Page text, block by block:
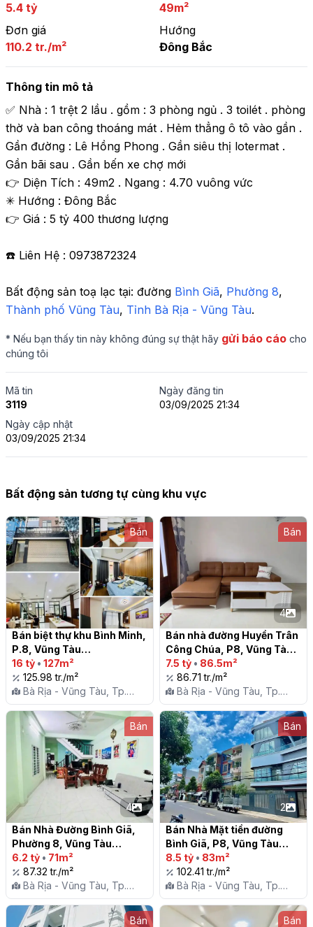
5.4 tỷ
49m²
Đơn giá
110.2 tr./m²
Hướng
Đông Bắc
Thông tin mô tả
✅ Nhà : 1 trệt 2 lầu . gồm : 3 phòng ngủ . 3 toilét . phòng
thờ và ban công thoáng mát . Hẻm thẳng ô tô vào gần .
Gần đường : Lê Hồng Phong . Gần siêu thị lotermat .
Gần bãi sau . Gần bến xe chợ mới
👉 Diện Tích : 49m2 . Ngang : 4.70 vuông vức
✳ Hướng : Đông Bắc
👉 Giá : 5 tỷ 400 thương lượng
☎️ Liên Hệ : 0973872324
Bất động sản toạ lạc tại: đường Bình Giã, Phường 8,
Thành phố Vũng Tàu, Tỉnh Bà Rịa - Vũng Tàu.
* Nếu bạn thấy tin này không đúng sự thật hãy gửi báo cáo cho
chúng tôi
Mã tin
3119
Ngày đăng tin
03/09/2025 21:34
Ngày cập nhật
03/09/2025 21:34
Bất động sản tương tự cùng khu vực
Bán
Bán biệt thự khu Bình Minh,
P.8, Vũng Tàu
16 tỷ • 127m²
125.98 tr./m²
Bà Rịa - Vũng Tàu, Tp.
Vũng Tàu, P. 8
Bán
4
Bán nhà đường Huyền Trân
Công Chúa, P8, Vũng Tàu
7.5 tỷ • 86.5m²
86.71 tr./m²
Bà Rịa - Vũng Tàu, Tp.
Vũng Tàu, P. 8
Bán
4
Bán Nhà Đường Bình Giã,
Phường 8, Vũng Tàu
6.2 tỷ • 71m²
87.32 tr./m²
Bà Rịa - Vũng Tàu, Tp.
Vũng Tàu, P. 8
Bán
2
Bán Nhà Mặt tiền đường
Bình Giã, P8, Vũng Tàu
8.5 tỷ • 83m²
102.41 tr./m²
Bà Rịa - Vũng Tàu, Tp.
Vũng Tàu, P. 8
Bán
Bán